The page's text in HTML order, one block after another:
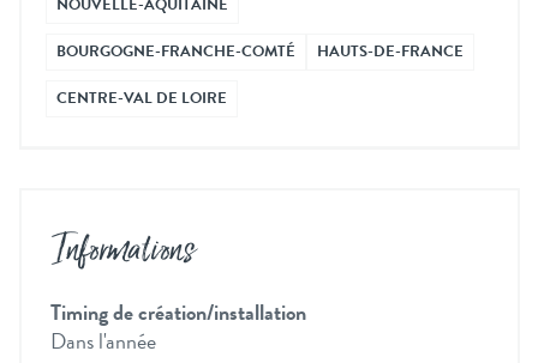
BOURGOGNE-FRANCHE-COMTÉ
HAUTS-DE-FRANCE
CENTRE-VAL DE LOIRE
Informations
Timing de création/installation
Dans l'année